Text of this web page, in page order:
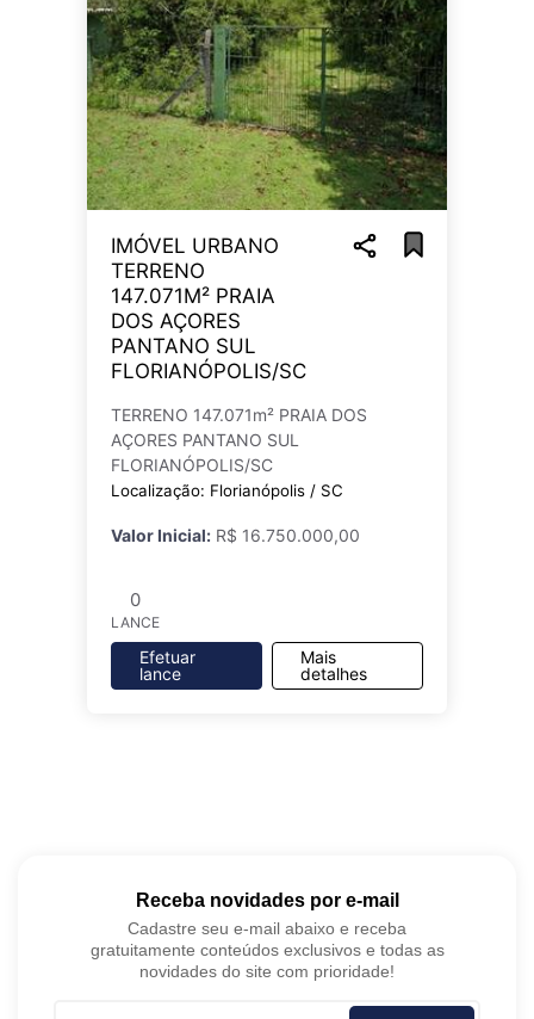
IMÓVEL URBANO
TERRENO
147.071M² PRAIA
DOS AÇORES
PANTANO SUL
FLORIANÓPOLIS/SC
TERRENO 147.071m² PRAIA DOS
AÇORES PANTANO SUL
FLORIANÓPOLIS/SC
Localização: Florianópolis / SC
Valor Inicial: R$ 16.750.000,00
0
LANCE
Efetuar
lance
Mais
detalhes
Receba novidades por e-mail
Cadastre seu e-mail abaixo e receba
gratuitamente conteúdos exclusivos e todas as
novidades do site com prioridade!